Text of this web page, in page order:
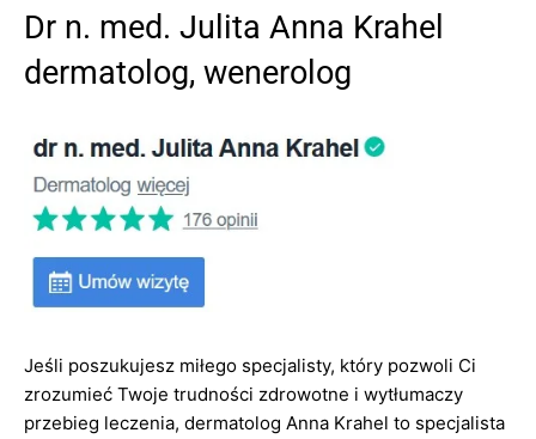
Dr n. med. Julita Anna Krahel
dermatolog, wenerolog
Jeśli poszukujesz miłego specjalisty, który pozwoli Ci
zrozumieć Twoje trudności zdrowotne i wytłumaczy
przebieg leczenia, dermatolog Anna Krahel to specjalista